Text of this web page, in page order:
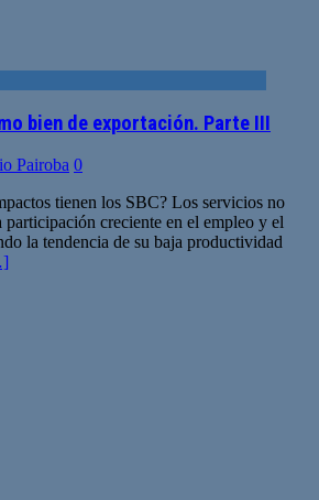
bien de exportación. Parte III
Pairoba 0
tienen los SBC? Los servicios no
participación creciente en el empleo y el
la tendencia de su baja productividad